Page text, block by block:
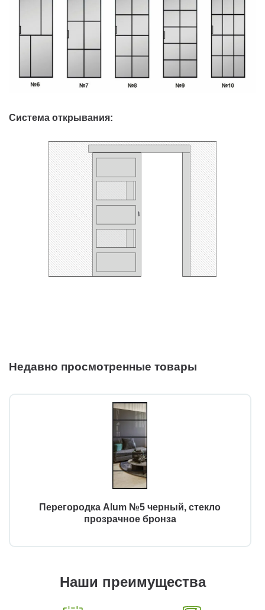
Система открывания:
Недавно просмотренные товары
Перегородка Alum №5 черный, стекло
прозрачное бронза
Наши преимущества